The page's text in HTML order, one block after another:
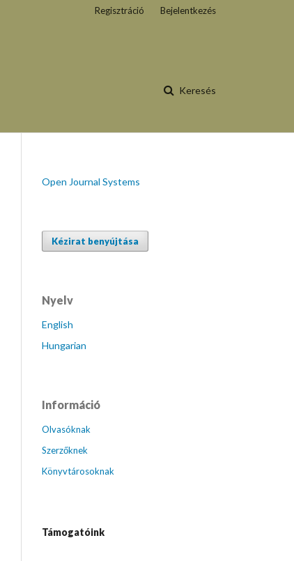
Keresés
Regisztráció Bejelentkezés
Open Journal Systems
Kézirat benyújtása
Nyelv
English
Hungarian
Információ
Olvasóknak
Szerzőknek
Könyvtárosoknak
Támogatóink